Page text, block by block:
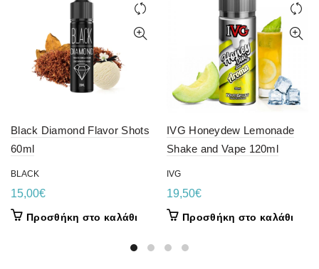
Black Diamond Flavor Shots
60ml
BLACK
15,00€
Προσθήκη στο καλάθι
IVG Honeydew Lemonade
Shake and Vape 120ml
IVG
19,50€
Προσθήκη στο καλάθι